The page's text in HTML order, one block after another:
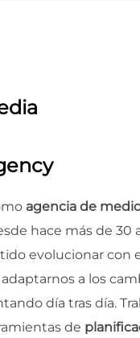
agencia de
hace más de 30
evolucionar con
a los
día tras día.
de